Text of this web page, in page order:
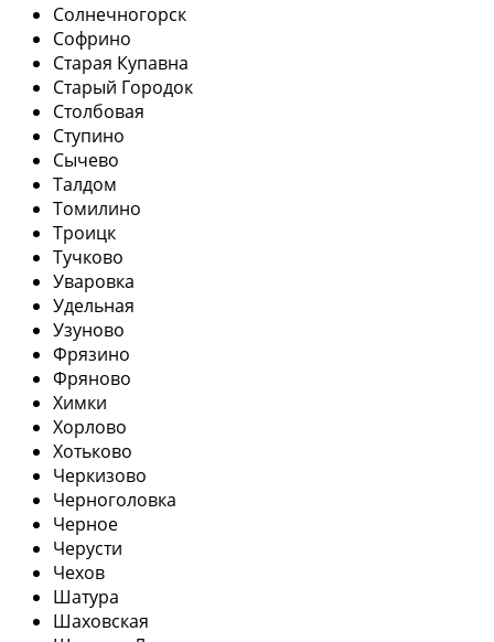
Солнечногорск
Софрино
Старая Купавна
Старый Городок
Столбовая
Ступино
Сычево
Талдом
Томилино
Троицк
Тучково
Уваровка
Удельная
Узуново
Фрязино
Фряново
Химки
Хорлово
Хотьково
Черкизово
Черноголовка
Черное
Черусти
Чехов
Шатура
Шаховская